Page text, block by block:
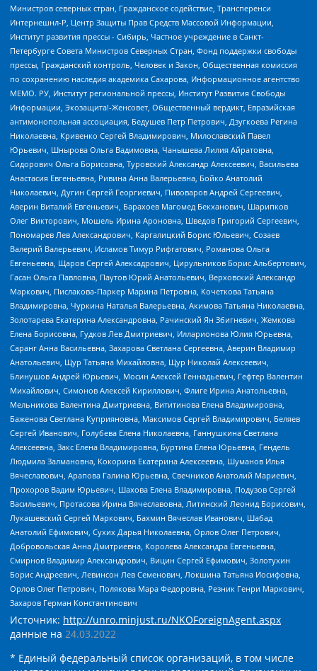
Министров северных стран, Гражданское содействие, Трансперенси
Интернешнл-Р, Центр Защиты Прав Средств Массовой Информации,
Институт развития прессы - Сибирь, Частное учреждение в Санкт-
Петербурге Совета Министров Северных Стран, Фонд поддержки свободы
прессы, Гражданский контроль, Человек и Закон, Общественная комиссия
по сохранению наследия академика Сахарова, Информационное агентство
МЕМО. РУ, Институт региональной прессы, Институт Развития Свободы
Информации, Экозащита!-Женсовет, Общественный вердикт, Евразийская
антимонопольная ассоциация, Бедушев Петр Петрович, Дзугкоева Регина
Николаевна, Кривенко Сергей Владимирович, Милославский Павел
Юрьевич, Шнырова Ольга Вадимовна, Чанышева Лилия Айратовна,
Сидорович Ольга Борисовна, Туровский Александр Алексеевич, Васильева
Анастасия Евгеньевна, Ривина Анна Валерьевна, Бойко Анатолий
Николаевич, Дугин Сергей Георгиевич, Пивоваров Андрей Сергеевич,
Аверин Виталий Евгеньевич, Барахоев Магомед Бекханович, Шарипков
Олег Викторович, Мошель Ирина Ароновна, Шведов Григорий Сергеевич,
Пономарев Лев Александрович, Каргалицкий Борис Юльевич, Созаев
Валерий Валерьевич, Исламов Тимур Рифгатович, Романова Ольга
Евгеньевна, Щаров Сергей Алексадрович, Цирульников Борис Альбертович,
Гасан Ольга Павловна, Паутов Юрий Анатольевич, Верховский Александр
Маркович, Пислакова-Паркер Марина Петровна, Кочеткова Татьяна
Владимировна, Чуркина Наталья Валерьевна, Акимова Татьяна Николаевна,
Золотарева Екатерина Александровна, Рачинский Ян Збигневич, Жемкова
Елена Борисовна, Гудков Лев Дмитриевич, Илларионова Юлия Юрьевна,
Саранг Анна Васильевна, Захарова Светлана Сергеевна, Аверин Владимир
Анатольевич, Щур Татьяна Михайловна, Щур Николай Алексеевич,
Блинушов Андрей Юрьевич, Мосин Алексей Геннадьевич, Гефтер Валентин
Михайлович, Симонов Алексей Кириллович, Флиге Ирина Анатольевна,
Мельникова Валентина Дмитриевна, Вититинова Елена Владимировна,
Баженова Светлана Куприяновна, Максимов Сергей Владимирович, Беляев
Сергей Иванович, Голубева Елена Николаевна, Ганнушкина Светлана
Алексеевна, Закс Елена Владимировна, Буртина Елена Юрьевна, Гендель
Людмила Залмановна, Кокорина Екатерина Алексеевна, Шуманов Илья
Вячеславович, Арапова Галина Юрьевна, Свечников Анатолий Мариевич,
Прохоров Вадим Юрьевич, Шахова Елена Владимировна, Подузов Сергей
Васильевич, Протасова Ирина Вячеславовна, Литинский Леонид Борисович,
Лукашевский Сергей Маркович, Бахмин Вячеслав Иванович, Шабад
Анатолий Ефимович, Сухих Дарья Николаевна, Орлов Олег Петрович,
Добровольская Анна Дмитриевна, Королева Александра Евгеньевна,
Смирнов Владимир Александрович, Вицин Сергей Ефимович, Золотухин
Борис Андреевич, Левинсон Лев Семенович, Локшина Татьяна Иосифовна,
Орлов Олег Петрович, Полякова Мара Федоровна, Резник Генри Маркович,
Захаров Герман Константинович
Источник: http://unro.minjust.ru/NKOForeignAgent.aspx
данные на 24.03.2022
* Единый федеральный список организаций, в том числе